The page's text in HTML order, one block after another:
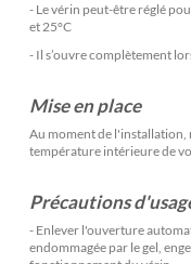
- Le vérin peut-être réglé
et 25°C
- Il s’ouvre complètement
Mise en place
Au moment de l'installation,
température intérieure de
Précautions
- Enlever l'ouverture
endommagée par le gel,